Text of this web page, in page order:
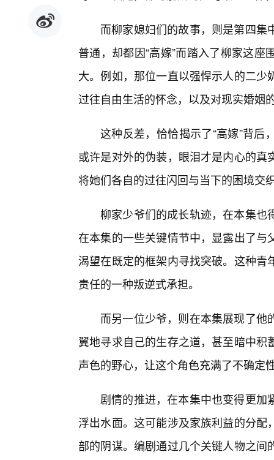
而柳家媳妇们的故事，则是第四
普通，却都因“高嫁”而踏入了柳家这
大。例如，那位一直以强悍示人的二
过往自由生活的怀念，以及对现实婚姻
这种反差，恰恰揭示了“高嫁”背
或许是对外的伪装，眼泪才是内心的
将她们各自的过往闪回与当下的困境交
柳家少爷们的成长轨迹，在本集也
在本集的一些关键情节中，显露出了
渴望在既定的框架内寻找突破。这种
责任的一种叛逆式承担。
而另一位少爷，则在本集展现了
翼地寻求自己的生存之道，甚至暗中
声色的野心，让这个角色充满了不确定
剧情的推进，在本集中也变得更
浮出水面。这可能涉及家族利益的分
部的阴谋。编剧通过几个关键人物之